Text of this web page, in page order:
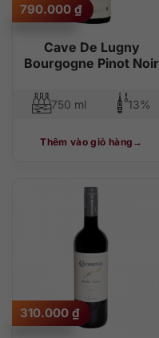
Cave De Lugny
Bourgogne Pinot Noir
790.000 ₫
750 ml 13%
Thêm vào giỏ hàng
310.000 ₫